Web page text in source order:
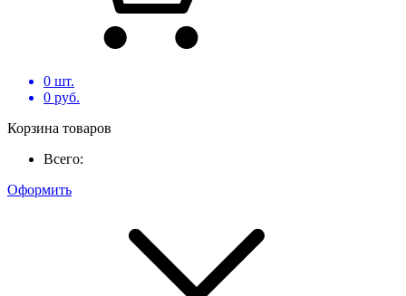
0 шт.
0 руб.
Корзина товаров
Всего:
Оформить